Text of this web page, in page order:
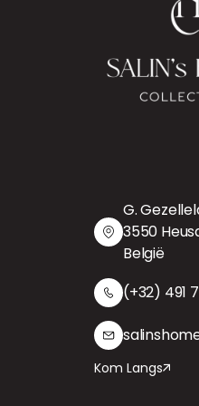
G.
3550
België
(+32) 491
Kom Langs